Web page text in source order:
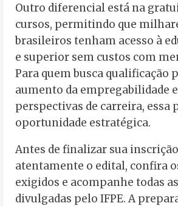
Outro diferencial está na
cursos, permitindo que
brasileiros tenham acesso à
e superior sem custos com
Para quem busca qualificação
aumento da empregabilidade
perspectivas de carreira, essa
oportunidade estratégica.
Antes de finalizar sua
atentamente o edital, confira
exigidos e acompanhe todas
divulgadas pelo IFPE. A